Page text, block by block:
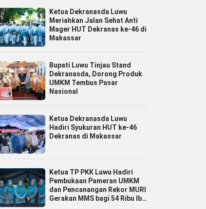
Ketua Dekranasda Luwu
Meriahkan Jalan Sehat Anti
Mager HUT Dekranas ke-46 di
Makassar
Bupati Luwu Tinjau Stand
Dekranasda, Dorong Produk
UMKM Tembus Pasar
Nasional
Ketua Dekranasda Luwu
Hadiri Syukuran HUT ke-46
Dekranas di Makassar
Ketua TP PKK Luwu Hadiri
Pembukaan Pameran UMKM
dan Pencanangan Rekor MURI
Gerakan MMS bagi 54 Ribu Ibu